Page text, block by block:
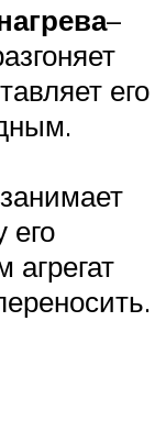
–
его
его
агрегат